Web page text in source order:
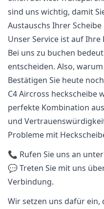
sind uns wichtig, damit
Austauschs Ihrer
Unser Service ist auf
Bei uns zu buchen
entscheiden. Also,
Bestätigen Sie heute
C4 Aircross heckscheibe
perfekte Kombination
und
Probleme mit
📞 Rufen Sie uns an unter
💬 Treten Sie mit uns
Verbindung.
Wir setzen uns dafür ein,